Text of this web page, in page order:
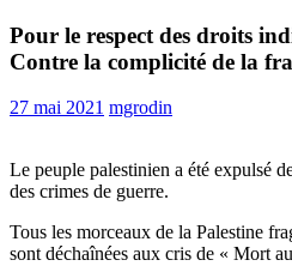
Pour le respect des droits
Contre la complicité de la
27 mai 2021 mgrodin
Le peuple palestinien a été expulsé
des crimes de guerre.
Tous les morceaux de la Palestine
sont déchaînées aux cris de « Mort